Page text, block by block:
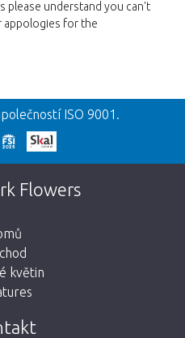
please understand you can't
appologies for the
se
Kliknutím na
do obchodu.
ISO 9001.
Flowers
květin